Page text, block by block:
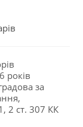
років
за
2 ст. 307 КК